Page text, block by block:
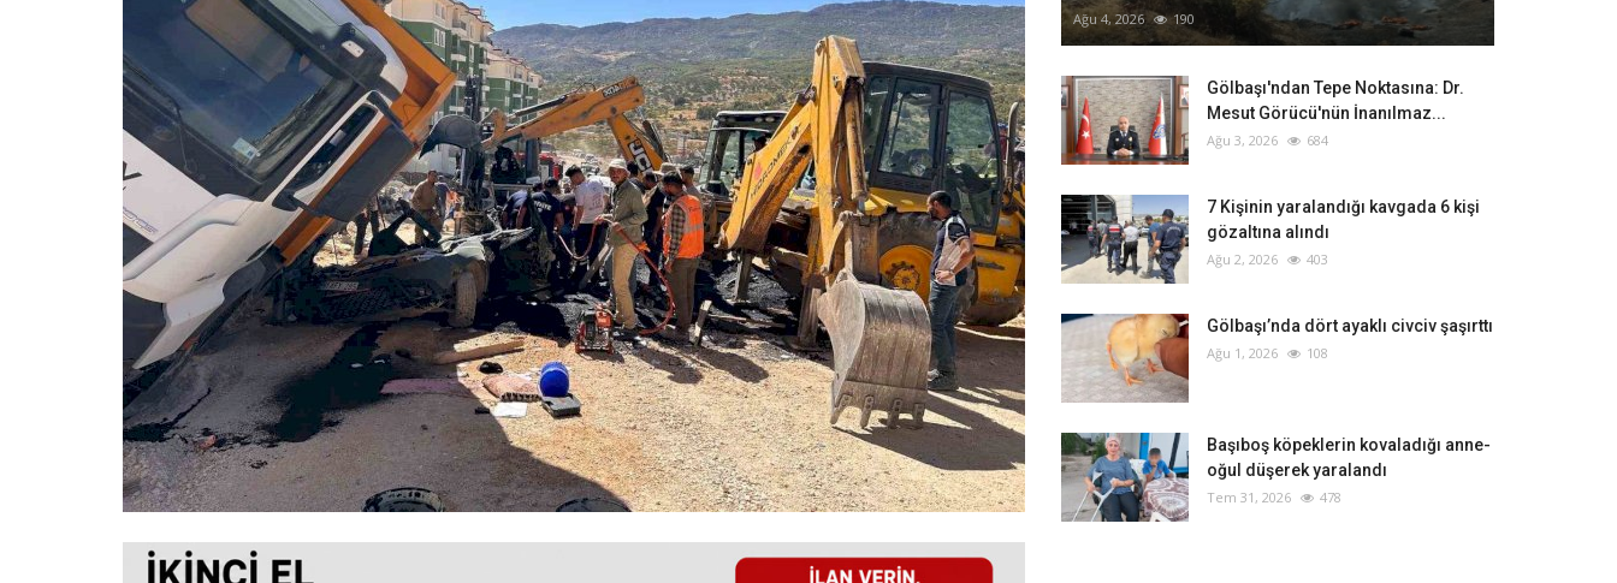
Ağu 4, 2026 190
Gölbaşı'ndan Tepe Noktasına: Dr.
Mesut Görücü'nün İnanılmaz...
Ağu 3, 2026 684
‎7 Kişinin yaralandığı kavgada 6 kişi
gözaltına alındı
Ağu 2, 2026 403
Gölbaşı’nda dört ayaklı civciv şaşırttı
Ağu 1, 2026 108
Başıboş köpeklerin kovaladığı anne-
oğul düşerek yaralandı
Tem 31, 2026 478